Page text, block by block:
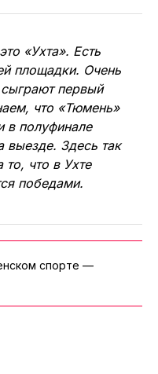
«Ухта». Есть
площадки. Очень
первый
что «Тюмень»
в полуфинале
выезде. Здесь так
то, что в Ухте
победами.
спорте —